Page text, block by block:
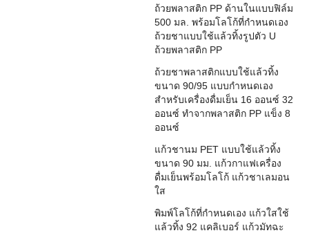
ถ้วยพลาสติก PP ด้านในแบบฟิล์ม
500 มล. พร้อมโลโก้ที่กำหนดเอง
ถ้วยชาแบบใช้แล้วทิ้งรูปตัว U
ถ้วยพลาสติก PP
ถ้วยชาพลาสติกแบบใช้แล้วทิ้ง
ขนาด 90/95 แบบกำหนดเอง
สำหรับเครื่องดื่มเย็น 16 ออนซ์ 32
ออนซ์ ทำจากพลาสติก PP แข็ง 8
ออนซ์
แก้วชานม PET แบบใช้แล้วทิ้ง
ขนาด 90 มม. แก้วกาแฟเครื่อง
ดื่มเย็นพร้อมโลโก้ แก้วชาเลมอน
ใส
พิมพ์โลโก้ที่กำหนดเอง แก้วใสใช้
แล้วทิ้ง 92 แคลิเบอร์ แก้วมัทฉะ